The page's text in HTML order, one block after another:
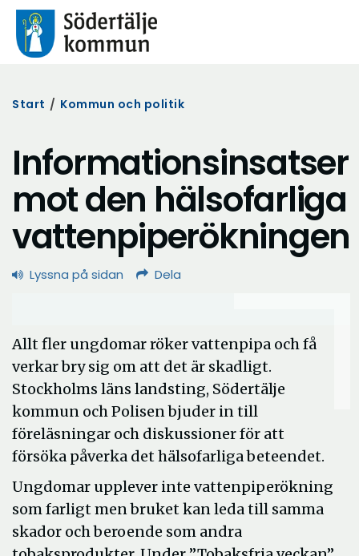
Start / Kommun och politik
Informationsinsatser
mot den hälsofarliga
vattenpiperökningen
Lyssna på sidan Dela
Allt fler ungdomar röker vattenpipa och få
verkar bry sig om att det är skadligt.
Stockholms läns landsting, Södertälje
kommun och Polisen bjuder in till
föreläsningar och diskussioner för att
försöka påverka det hälsofarliga beteendet.
Ungdomar upplever inte vattenpiperökning
som farligt men bruket kan leda till samma
skador och beroende som andra